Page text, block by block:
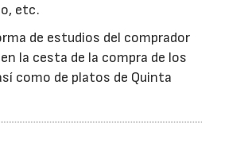
etc.
de estudios del comprador
la cesta de la compra de los
como de platos de Quinta